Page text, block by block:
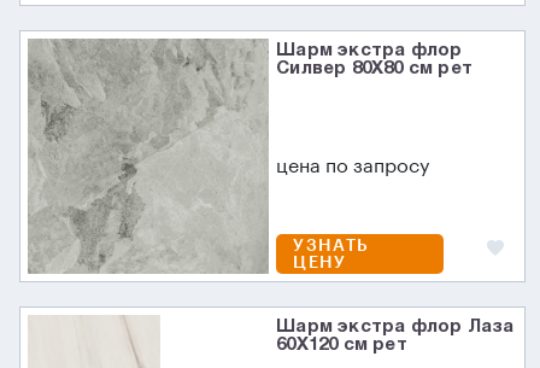
Шарм экстра флор
Силвер 80X80 см рет
цена по запросу
УЗНАТЬ
ЦЕНУ
Шарм экстра флор Лаза
60X120 см рет